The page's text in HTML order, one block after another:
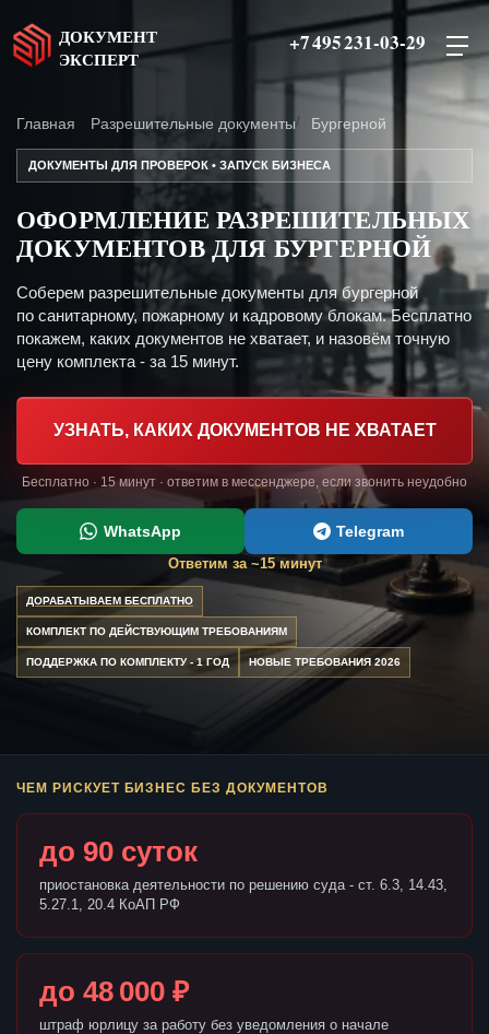
ДОКУМЕНТ
ЭКСПЕРТ
+7 495 231-03-29
Главная Разрешительные документы Бургерной
ДОКУМЕНТЫ ДЛЯ ПРОВЕРОК • ЗАПУСК БИЗНЕСА
ОФОРМЛЕНИЕ РАЗРЕШИТЕЛЬНЫХ
ДОКУМЕНТОВ ДЛЯ БУРГЕРНОЙ
Соберем разрешительные документы для бургерной
по санитарному, пожарному и кадровому блокам. Бесплатно
покажем, каких документов не хватает, и назовём точную
цену комплекта - за 15 минут.
УЗНАТЬ, КАКИХ ДОКУМЕНТОВ НЕ ХВАТАЕТ
Бесплатно · 15 минут · ответим в мессенджере, если звонить неудобно
WhatsApp Telegram
Ответим за ~15 минут
ДОРАБАТЫВАЕМ БЕСПЛАТНО
КОМПЛЕКТ ПО ДЕЙСТВУЮЩИМ ТРЕБОВАНИЯМ
ПОДДЕРЖКА ПО КОМПЛЕКТУ - 1 ГОД НОВЫЕ ТРЕБОВАНИЯ 2026
ЧЕМ РИСКУЕТ БИЗНЕС БЕЗ ДОКУМЕНТОВ
до 90 суток
приостановка деятельности по решению суда - ст. 6.3, 14.43,
5.27.1, 20.4 КоАП РФ
до 48 000 ₽
штраф юрлицу за работу без уведомления о начале